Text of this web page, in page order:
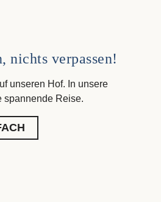
nichts verpassen!
unseren Hof. In unsere
spannende Reise.